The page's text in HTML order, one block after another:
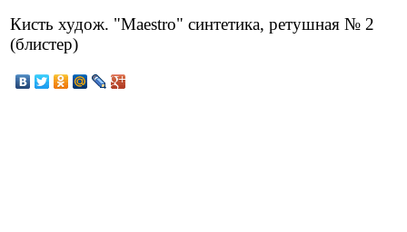
Кисть худож. "Maestro" синтетика, ретушная № 2
(блистер)